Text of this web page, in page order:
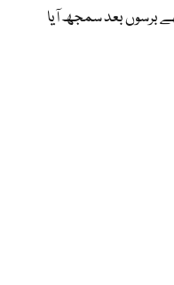
برسوں بعد سمجھ آیا